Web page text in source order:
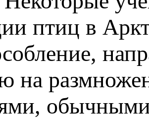
птиц в
на